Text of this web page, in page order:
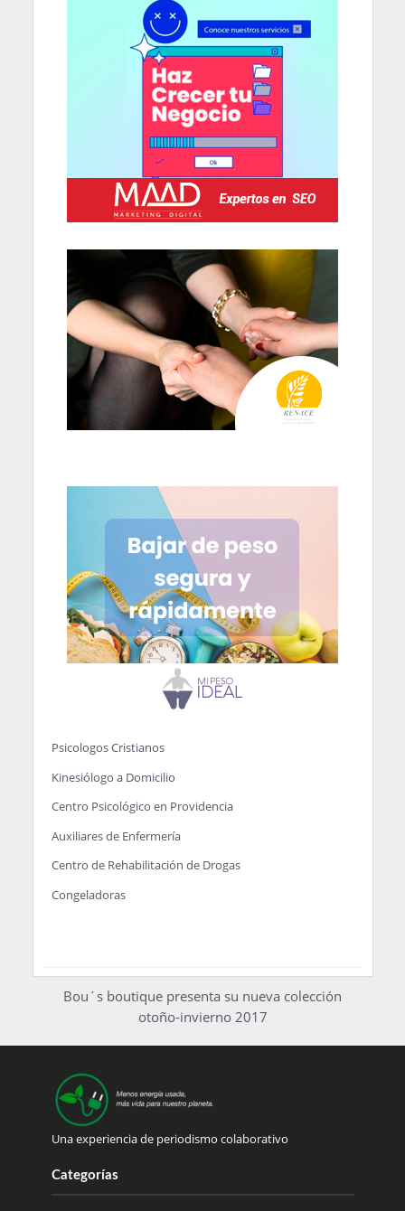
Psicologos Cristianos
Kinesiólogo a Domicilio
Centro Psicológico en Providencia
Auxiliares de Enfermería
Centro de Rehabilitación de Drogas
Congeladoras
Bou´s boutique presenta su nueva colección
otoño-invierno 2017
Una experiencia de periodismo colaborativo
Categorías